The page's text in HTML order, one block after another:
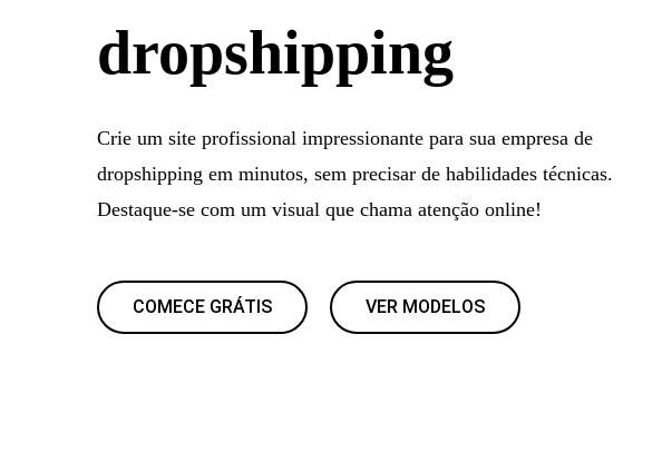
dropshipping
Crie um site profissional impressionante para sua empresa de
dropshipping em minutos, sem precisar de habilidades técnicas.
Destaque-se com um visual que chama atenção online!
COMECE GRÁTIS VER MODELOS